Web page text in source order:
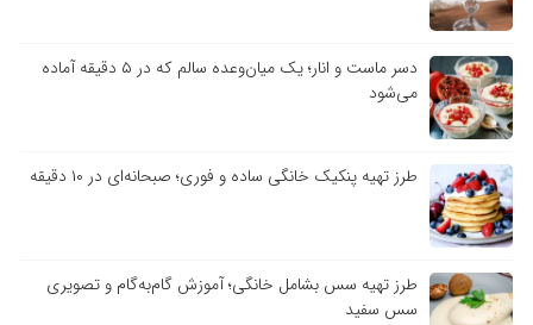
دسر ماست و انار؛ یک میان‌وعده سالم که در ۵ دقیقه آماده
می‌شود
طرز تهیه پنکیک خانگی ساده و فوری؛ صبحانه‌ای در ۱۰ دقیقه
طرز تهیه سس بشامل خانگی؛ آموزش گام‌به‌گام و تصویری
سس سفید